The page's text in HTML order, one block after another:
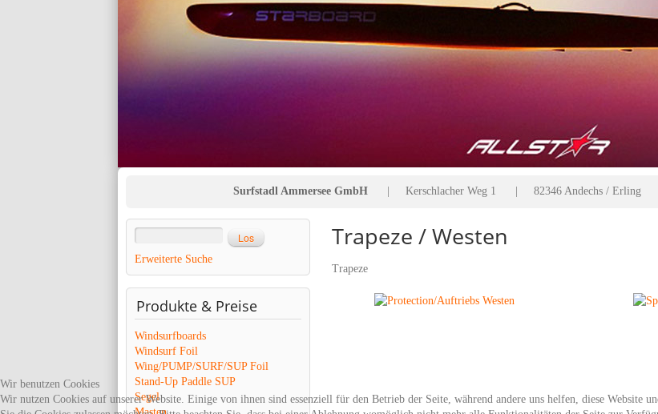
Surfstadl Ammersee GmbH | Kerschlacher Weg 1 | 82346 Andechs /
Erweiterte Suche
Produkte & Preise
Windsurfboards
Windsurf Foil
Wing/PUMP/SURF/SUP Foil
Stand-Up Paddle SUP
Segel
Masten
Trapeze / Westen
Trapeze
Wir benutzen Cookies
Wir nutzen Cookies auf unserer Website. Einige von ihnen sind essenziell für den Betrieb der Seite, während andere uns helfen, diese Website